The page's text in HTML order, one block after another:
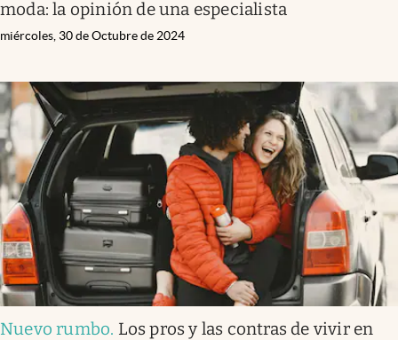
Argentina
moda: la opinión de una especialista
miércoles, 30 de Octubre de 2024
Nuevo rumbo. Los pros y las contras de vivir en